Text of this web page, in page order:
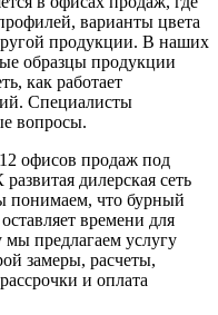
варианты цвета
продукции. В наших
образцы продукции
как работает
Специалисты
вопросы.
офисов продаж под
дилерская сеть
понимаем, что бурный
времени для
предлагаем услугу
замеры, расчеты,
и оплата